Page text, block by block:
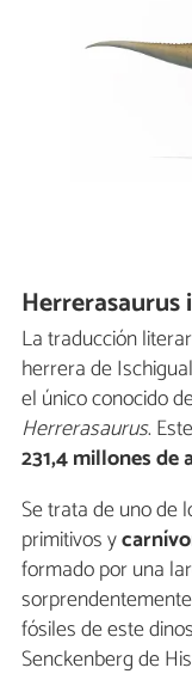
Herrerasaurus
La traducción
herrera de
el único conocido
Herrerasaurus.
231,4 millones de
Se trata de uno de
primitivos y
formado por una
fósiles de este
Senckenberg de